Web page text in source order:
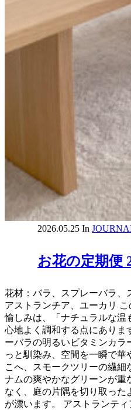
2026.05.25 In
お花の定期便
花材：バラ、スプレーバラ、
アストランチア、ユーカリ
愉しみは、「ナチュラルな温
心地よく調和する点にありま
ーバラの明るいビタミンカラ
っと馴染み、空間を一瞬で
こへ、スモークツリーの繊
ナムの爽やかなグリーンが重
なく、庭の片隅を切り取った
が漂います。 アストランテ